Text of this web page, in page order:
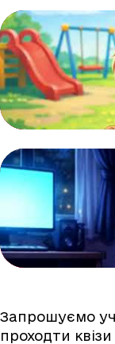
Запрошуємо
проходти